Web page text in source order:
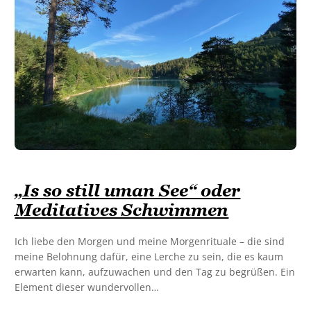
„Is so still uman See“ oder
Meditatives Schwimmen
Ich liebe den Morgen und meine Morgenrituale – die sind
meine Belohnung dafür, eine Lerche zu sein, die es kaum
erwarten kann, aufzuwachen und den Tag zu begrüßen. Ein
Element dieser wundervollen…